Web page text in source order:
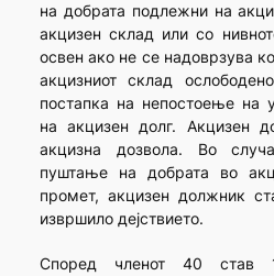
на добрата подлежни на
акцизен склад или со
освен ако не се надоврзува
акцизниот склад
постапка на непостоење на
на акцизен долг. Акцизен
акцизна дозвола. Во
пуштање на добрата во
промет, акцизен должник
извршило дејствието.
Според членот 40 став